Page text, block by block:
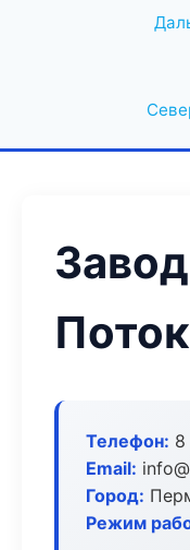
Поток
Телефон: 8
Email:
Город:
Режим